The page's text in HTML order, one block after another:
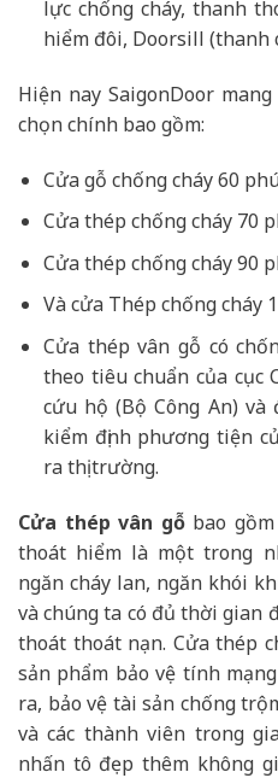
lực chống cháy, thanh
hiểm đôi, Doorsill (thanh
Hiện nay SaigonDoor
chọn chính bao gồm:
Cửa gỗ chống cháy 60
Cửa thép chống cháy 70
Cửa thép chống cháy 90
Và cửa Thép chống cháy
Cửa thép vân gỗ có
theo tiêu chuẩn của cục
cứu hộ (Bộ Công An)
kiểm định phương tiện
ra thị trường.
Cửa thép vân gỗbao gồm
thoát hiểm là một trong
ngăn cháy lan, ngăn khói
và chúng ta có đủ thời gian
thoát thoát nạn. Cửa thép
sản phẩm bảo vệ tính
ra, bảo vệ tài sản chống
và các thành viên trong
nhấn tô đẹp thêm không